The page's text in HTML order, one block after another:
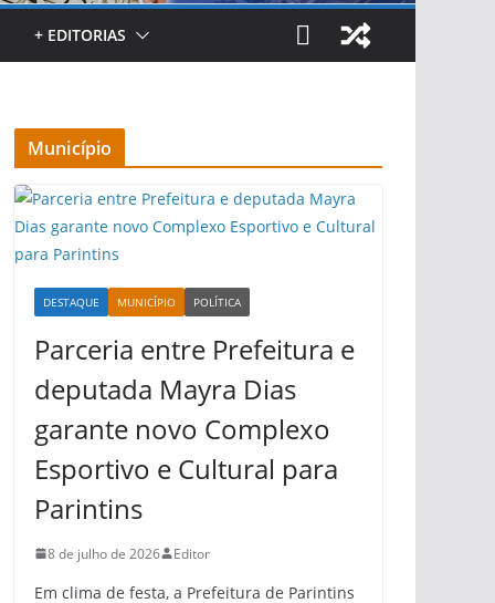
+ EDITORIAS
Município
DESTAQUE MUNICÍPIO POLÍTICA
Parceria entre Prefeitura e
deputada Mayra Dias
garante novo Complexo
Esportivo e Cultural para
Parintins
8 de julho de 2026 Editor
Em clima de festa, a Prefeitura de Parintins